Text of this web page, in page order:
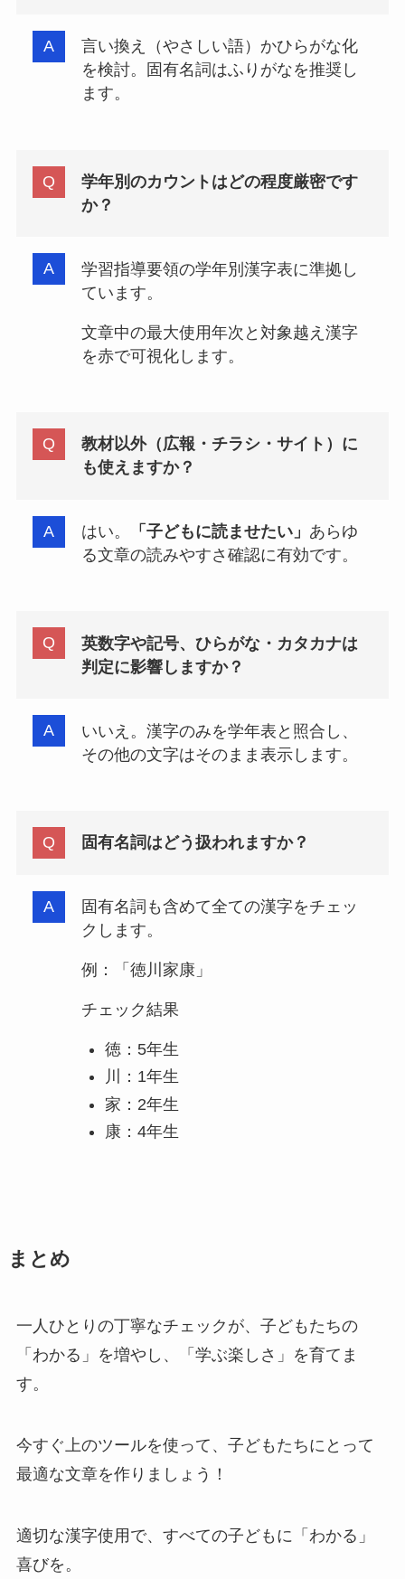
言い換え（やさしい語）かひらがな化
を検討。固有名詞はふりがなを推奨し
ます。
学年別のカウントはどの程度厳密です
か？
学習指導要領の学年別漢字表に準拠し
ています。
文章中の最大使用年次と対象越え漢字
を赤で可視化します。
教材以外（広報・チラシ・サイト）に
も使えますか？
はい。 「子どもに読ませたい」 あらゆ
る文章の読みやすさ確認に有効です。
英数字や記号、ひらがな・カタカナは
判定に影響しますか？
いいえ。漢字のみを学年表と照合し、
その他の文字はそのまま表示します。
固有名詞はどう扱われますか？
固有名詞も含めて全ての漢字をチェッ
クします。
例：「徳川家康」
チェック結果
徳：5年生
川：1年生
家：2年生
康：4年生
まとめ
一人ひとりの丁寧なチェックが、子どもたちの
「わかる」を増やし、「学ぶ楽しさ」を育てま
す。
今すぐ上のツールを使って、子どもたちにとって
最適な文章を作りましょう！
適切な漢字使用で、すべての子どもに「わかる」
喜びを。